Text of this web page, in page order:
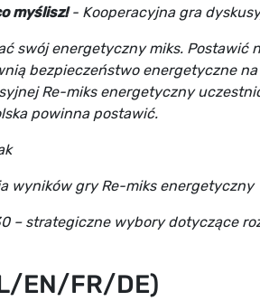
myślisz!- Kooperacyjna gra
swój energetyczny miks. Postawić
bezpieczeństwo energetyczne
Re-miks energetyczny
powinna postawić.
wyników gry Re-miks energetyczny
– strategiczne wybory dotyczące
EN/FR/DE)